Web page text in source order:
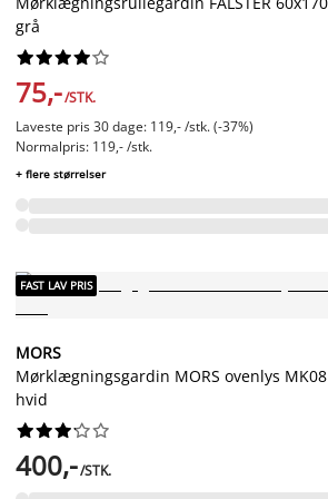
grå






75,-/STK.
Laveste pris 30 dage: 119,- /stk. (-37%)
Normalpris: 119,- /stk.
+ flere størrelser
FAST LAV PRIS
MORS
Mørklægningsgardin MORS ovenlys MK08
hvid






400,-/STK.